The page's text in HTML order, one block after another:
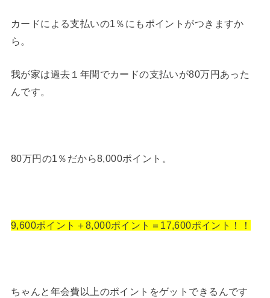
カードによる支払いの1％にもポイントがつきますか
ら。
我が家は過去１年間でカードの支払いが80万円あった
んです。
80万円の1％だから8,000ポイント。
9,600ポイント＋8,000ポイント＝17,600ポイント！！
ちゃんと年会費以上のポイントをゲットできるんです